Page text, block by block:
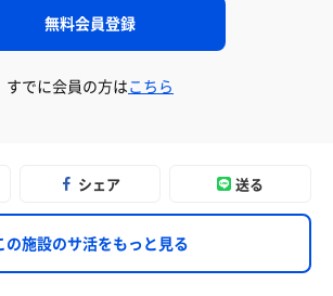
無料会員登録
すでに会員の方はこちら
シェア 送る
の施設のサ活をもっと見る